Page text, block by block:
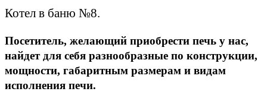
Котел в баню №8.
Посетитель, желающий приобрести печь у нас,
найдет для себя разнообразные по конструкции,
мощности, габаритным размерам и видам
исполнения печи.